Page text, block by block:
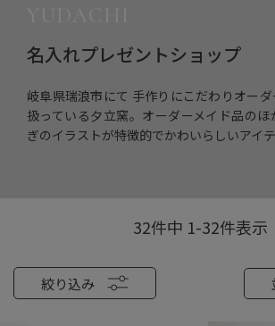
名入れプレゼントショップ
岐阜県瑞浪市にて 手作りにこだわりオー
扱っている夕立窯。オーダーメイド品のほ
ぎのイラストが特徴的でかわいらしいアイテ
絞り込み
32件中 1-32件表示